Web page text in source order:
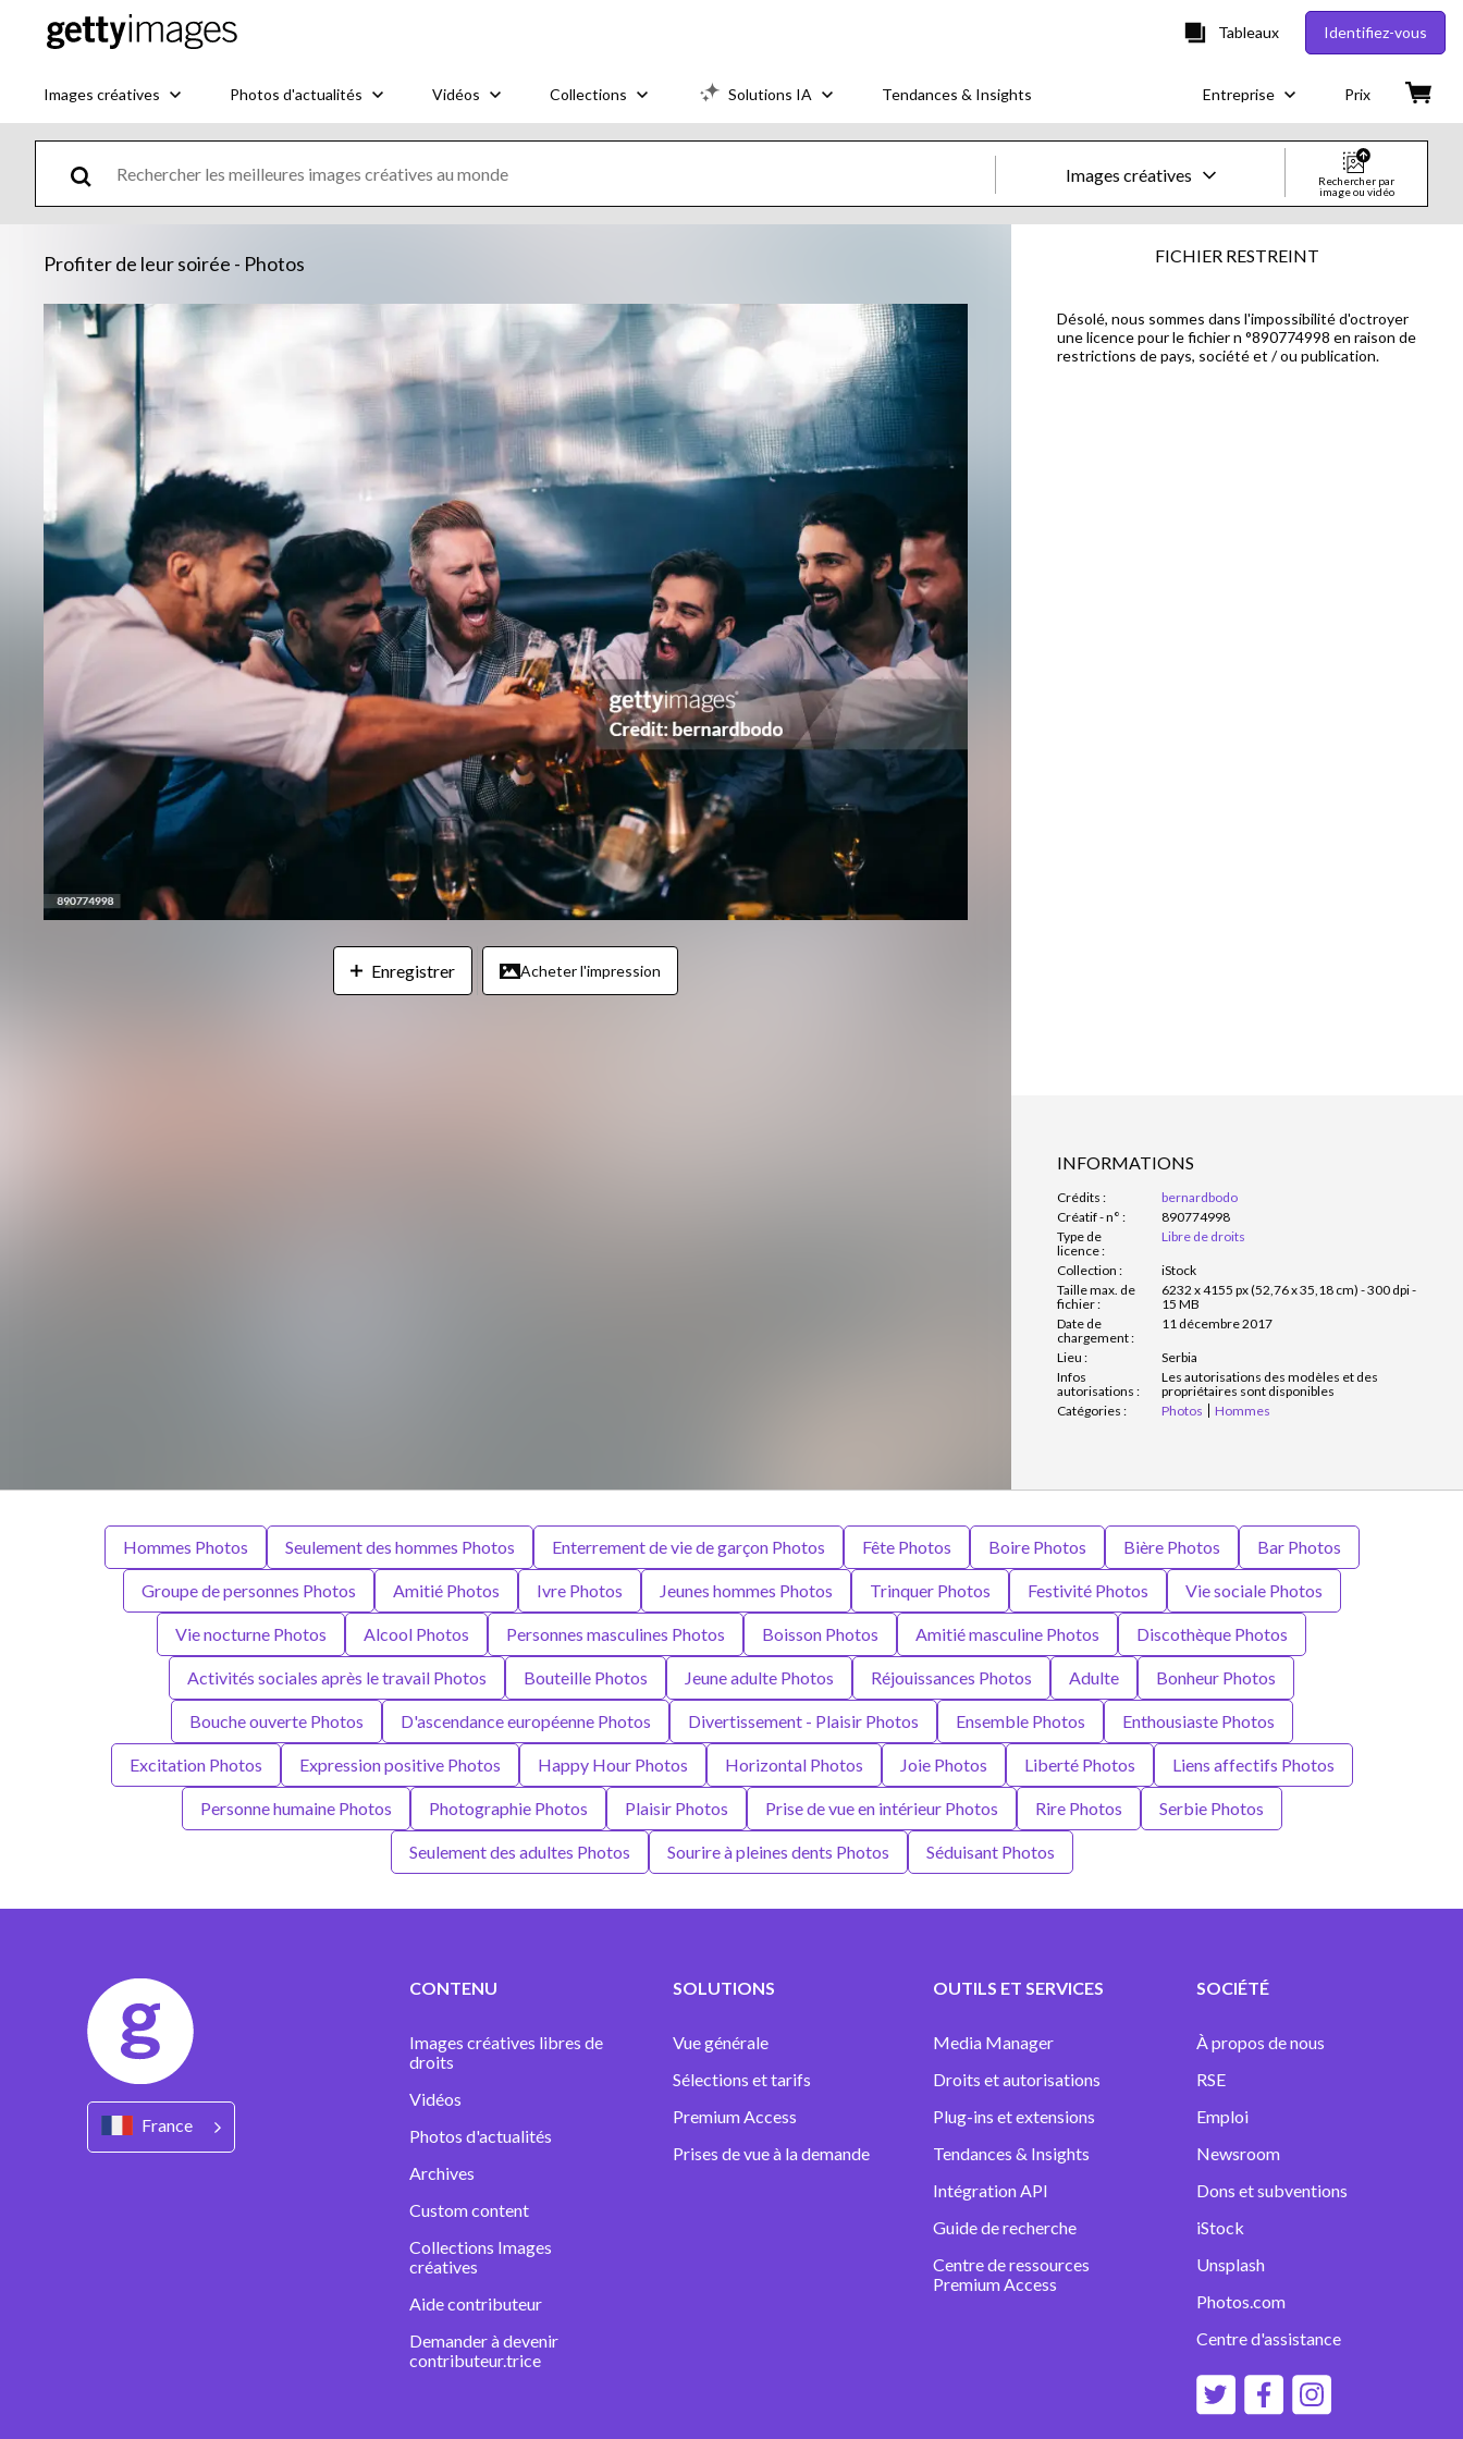
Tableaux Identifiez-vous
Images créatives Photos d'actualités Vidéos Collections Solutions IA Tendances & Insights Entreprise Prix
Images créatives
Images créatives
Rechercher par
image ou vidéo
Profiter de leur soirée - Photos
Enregistrer Acheter l'impression
FICHIER RESTREINT
Désolé, nous sommes dans l'impossibilité d'octroyer
une licence pour le fichier n °890774998 en raison de
restrictions de pays, société et / ou publication.
INFORMATIONS
Crédits :
bernardbodo
Créatif - n° :
890774998
Type de
licence :
Libre de droits
Collection :
iStock
Taille max. de
fichier :
6232 x 4155 px (52,76 x 35,18 cm) - 300 dpi -
15 MB
Date de
chargement :
11 décembre 2017
Lieu :
Serbia
Infos
autorisations :
Les autorisations des modèles et des
propriétaires sont disponibles
Catégories :
Photos Hommes
Hommes Photos Seulement des hommes Photos Enterrement de vie de garçon Photos Fête Photos Boire Photos Bière Photos Bar Photos
Groupe de personnes Photos Amitié Photos Ivre Photos Jeunes hommes Photos Trinquer Photos Festivité Photos Vie sociale Photos
Vie nocturne Photos Alcool Photos Personnes masculines Photos Boisson Photos Amitié masculine Photos Discothèque Photos
Activités sociales après le travail Photos Bouteille Photos Jeune adulte Photos Réjouissances Photos Adulte Bonheur Photos
Bouche ouverte Photos D'ascendance européenne Photos Divertissement - Plaisir Photos Ensemble Photos Enthousiaste Photos
Excitation Photos Expression positive Photos Happy Hour Photos Horizontal Photos Joie Photos Liberté Photos Liens affectifs Photos
Personne humaine Photos Photographie Photos Plaisir Photos Prise de vue en intérieur Photos Rire Photos Serbie Photos
Seulement des adultes Photos Sourire à pleines dents Photos Séduisant Photos
France
CONTENU
Images créatives libres de
droits
Vidéos
Photos d'actualités
Archives
Custom content
Collections Images
créatives
Aide contributeur
Demander à devenir
contributeur.trice
SOLUTIONS
Vue générale
Sélections et tarifs
Premium Access
Prises de vue à la demande
OUTILS ET SERVICES
Media Manager
Droits et autorisations
Plug-ins et extensions
Tendances & Insights
Intégration API
Guide de recherche
Centre de ressources
Premium Access
SOCIÉTÉ
À propos de nous
RSE
Emploi
Newsroom
Dons et subventions
iStock
Unsplash
Photos.com
Centre d'assistance